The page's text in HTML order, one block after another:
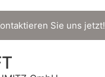
Sie uns jetzt!